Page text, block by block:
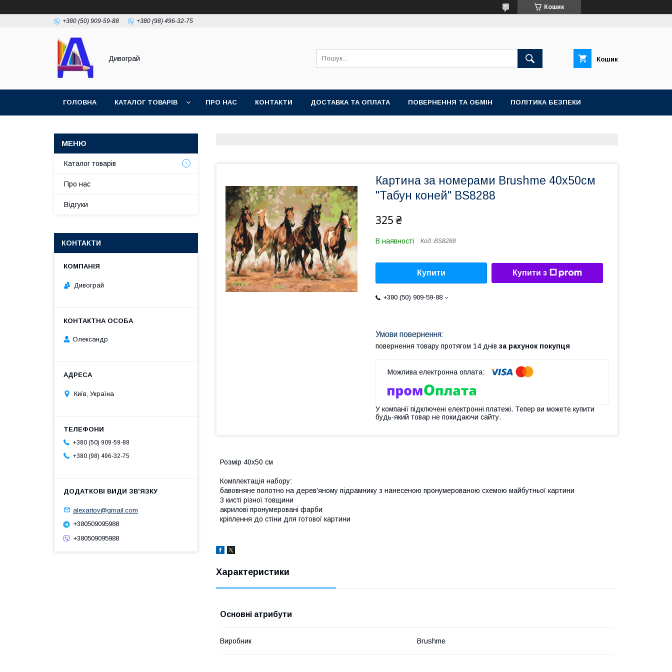
Кошик
+380 (50) 909-59-88 +380 (98) 496-32-75
Дивограй Кошик
ГОЛОВНА КАТАЛОГ ТОВАРІВ ПРО НАС КОНТАКТИ ДОСТАВКА ТА ОПЛАТА ПОВЕРНЕННЯ ТА ОБМІН ПОЛІТИКА БЕЗПЕКИ
Картина за номерами Brushme 40x50см
"Табун коней" BS8288
325 ₴
В наявності Код: BS8288
Купити Купити з
+380 (50) 909-59-88
повернення товару протягом 14 днів за рахунок покупця
У компанії підключені електронні платежі. Тепер ви можете купити
будь-який товар не покидаючи сайту.
Розмір 40x50 см
Комплектація набору:
бавовняне полотно на дерев'яному підрамнику з нанесеною пронумерованою схемою майбутньої картини
3 кисті різної товщини
акрилові пронумеровані фарби
кріплення до стіни для готової картини
Характеристики
Основні атрибути
Виробник Brushme
Каталог товарів
Про нас
Відгуки
КОНТАКТИ
Дивограй
Олександр
Київ, Україна
+380 (50) 909-59-88
+380 (98) 496-32-75
alexartov@gmail.com
+380509095988
+380509095988